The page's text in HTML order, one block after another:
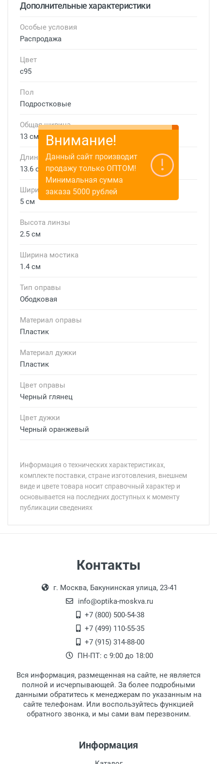
Дополнительные характеристики
Особые условия
Распродажа
Цвет
с95
Пол
Подростковые
Общая ширина
13 см
Длина дужки
13.6 см
Ширина линзы
5 см
Высота линзы
2.5 см
Ширина мостика
1.4 см
Тип оправы
Ободковая
Материал оправы
Пластик
Материал дужки
Пластик
Цвет оправы
Черный глянец
Цвет дужки
Черный оранжевый
Информация о технических характеристиках,
комплекте поставки, стране изготовления, внешнем
виде и цвете товара носит справочный характер и
основывается на последних доступных к моменту
публикации сведениях
Оплата товара производится
наличными непосредственно на пункте
выдачи товара.
Перечисление средств на расчетный счет.
18:00, по субботам с 11:00 до 15:00, в
офисе по адресу: г. Москва,
Переведеновский переулок 17, корпус 1,
второй этаж, тел. +7 (499) 110-55-35.
После того, как заказ поступает в пункт
выдачи, наш менеджер связывается с
клиентом и оповещает о поступлении
товара.
Для получения товара при себе
обязательно иметь паспорт.
Заказ необходимо забрать в течение 3
рабочих дней с момента поступления на
дополнительных расходов за хранение
Контакты
г. Москва, Бакунинская улица, 23-41
info@optika-moskva.ru
+7 (800) 500-54-38
+7 (499) 110-55-35
+7 (915) 314-88-00
ПН-ПТ: с 9:00 до 18:00
Вся информация, размещенная на сайте, не является
полной и исчерпывающей. За более подробными
данными обратитесь к менеджерам по указанным на
сайте телефонам. Или воспользуйтесь функцией
обратного звонка, и мы сами вам перезвоним.
Информация
Внимание!
Данный сайт производит
продажу только ОПТОМ!
Минимальная сумма
заказа 5000 рублей